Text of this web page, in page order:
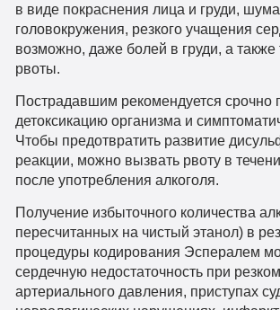
в виде покраснения лица и груди,
головокружения, резкого учащения
возможно, даже болей в груди, а
рвоты.
Пострадавшим рекомендуется срочно
детоксикацию организма и
Чтобы предотвратить развитие
реакции, можно вызвать рвоту в
после употребления алкоголя.
Получение избыточного количества
пересчитанных на чистый этанол) в
процедуры кодирования Эспералем
сердечную недостаточность при
артериального давления, приступах